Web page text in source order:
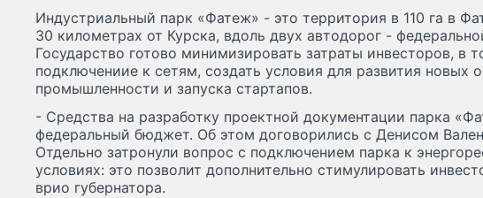
Индустриальный парк «Фатеж» - это территория в 110 га в
30 километрах от Курска, вдоль двух автодорог -
Государство готово минимизировать затраты инвесторов, в
подключениие к сетям, создать условия для развития новых
промышленности и запуска стартапов.
- Средства на разработку проектной документации парка
федеральный бюджет. Об этом договорились с Денисом
Отдельно затронули вопрос с подключением парка к
условиях: это позволит дополнительно стимулировать
врио губернатора.